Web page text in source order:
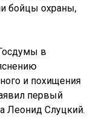
бойцы охраны,
в
и похищения
первый
Леонид Слуцкий.